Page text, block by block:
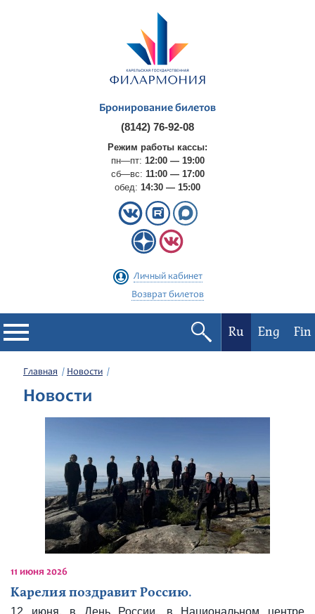
Бронирование билетов
(8142) 76-92-08
Режим работы кассы:
пн—пт: 12:00 — 19:00
сб—вс: 11:00 — 17:00
обед: 14:30 — 15:00
Личный кабинет
Возврат билетов
Филармония
Абонементы
Новости
Ru Eng Fin
Главная Новости
Новости
11 июня 2026
Карелия поздравит Россию.
12 июня, в День России, в Национальном центре